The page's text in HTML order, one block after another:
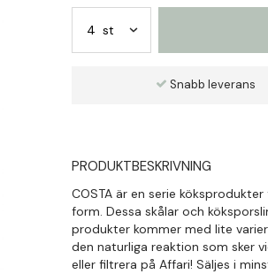
Snabb leverans
PRODUKTBESKRIVNING
COSTA är en serie
form. Dessa skålar och
produkter kommer med lite
den naturliga reaktion som sker
eller filtrera på Affari! Säljes i